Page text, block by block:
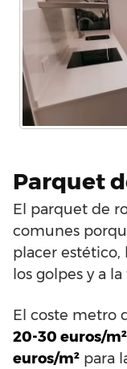
Parquet
El parquet de
comunes
placer estético,
los golpes y a
El coste metro
20-30 euros/
euros/m² para